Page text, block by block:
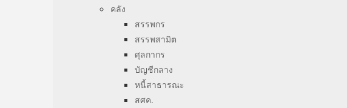
คลัง
สรรพกร
สรรพสามิต
ศุลกากร
บัญชีกลาง
หนี้สาธารณะ
สศค.